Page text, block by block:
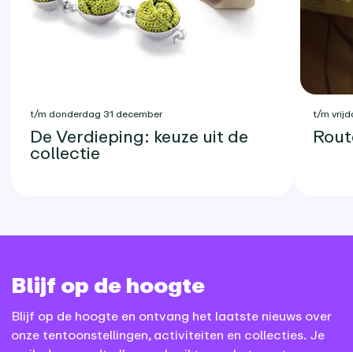
t/m donderdag 31 december
De Verdieping: keuze uit de
collectie
t/m
Blijf op de hoogte
Blijf op de hoogte en ontvang het laatste nieuws over
onze tentoonstellingen, activiteiten en collecties. Je